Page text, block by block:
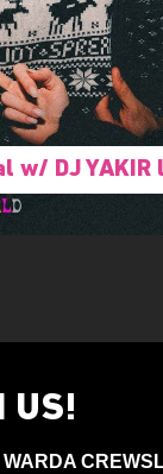
w/ DJ YAKIR
US!